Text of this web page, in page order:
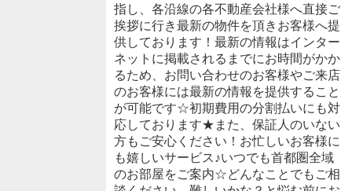
指し、各沿線の各不動産会社様へ直接ご
挨拶に行き最新の物件を頂きお客様へ提
供しております！最新の情報はインター
ネットに掲載されるまでにお時間がかか
るため、お問い合わせのお客様やご来店
のお客様には最新の情報を提供すること
が可能です☆初期費用の分割払いにも対
応しております★また、保証人のいない
方もご安心ください！お忙しいお客様に
も嬉しいサービス♪いつでも首都圏全域
のお部屋をご案内☆どんなことでもご相